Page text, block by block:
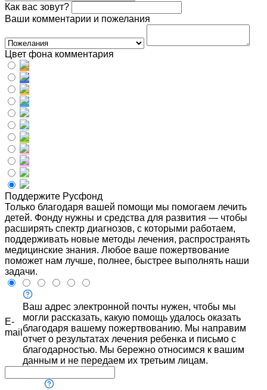
Как вас зовут?
Ваши комментарии и пожелания
Цвет фона комментария
Поддержите Русфонд
Только благодаря вашей помощи мы помогаем лечить
детей. Фонду нужны и средства для развития — чтобы
расширять спектр диагнозов, с которыми работаем,
поддерживать новые методы лечения, распространять
медицинские знания. Любое ваше пожертвование
поможет нам лучше, полнее, быстрее выполнять наши
задачи.
E-
mail
Ваш адрес электронной почты нужен, чтобы мы
могли рассказать, какую помощь удалось оказать
благодаря вашему пожертвованию. Мы направим
отчет о результатах лечения ребенка и письмо с
благодарностью. Мы бережно относимся к вашим
данным и не передаем их третьим лицам.